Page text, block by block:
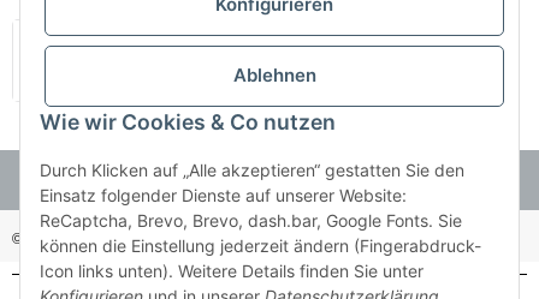
© Holzner-Trading GmbH&Co KG Besucherzähler: 3513514
Ablehnen
Wie wir Cookies & Co nutzen
Durch Klicken auf „Alle akzeptieren“ gestatten Sie den
Einsatz folgender Dienste auf unserer Website:
ReCaptcha, Brevo, Brevo, dash.bar, Google Fonts. Sie
können die Einstellung jederzeit ändern (Fingerabdruck-
Icon links unten). Weitere Details finden Sie unter